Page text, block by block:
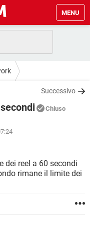
MENU
10
10
Successivo
Chiuso
dei reel a 60 secondi
rimane il limite dei